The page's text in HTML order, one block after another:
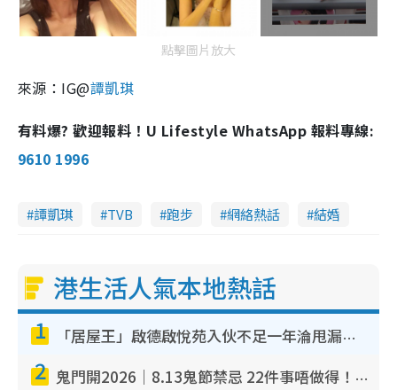
點擊圖片放大
來源：IG@譚凱琪
有料爆? 歡迎報料！U Lifestyle WhatsApp 報料專線:
9610 1996
譚凱琪 TVB 跑步 網絡熱話 結婚
港生活人氣本地熱話
1 「居屋王」啟德啟悅苑入伙不足一年淪甩漏之王！插頭噴火花致大停電 多戶業主全屋家電報銷
2 鬼門開2026｜8.13鬼節禁忌 22件事唔做得！燒肉、刺身要少食？半夜勿吹口哨/打呢個電話